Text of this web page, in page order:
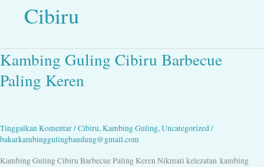
Cibiru
Kambing Guling Cibiru Barbecue
Paling Keren
Tinggalkan Komentar/Cibiru,Kambing Guling,Uncategorized/
bakarkambinggulingbandung@gmail.com
Kambing Guling Cibiru Barbecue Paling Keren Nikmati kelezatan kambing
Kambing
Guling
Cibiru